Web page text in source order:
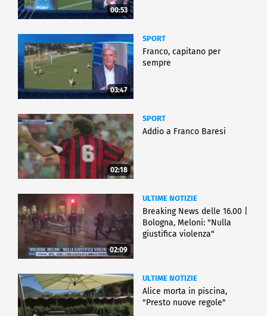
00:53
03:47
SPORT
Franco, capitano per
sempre
02:18
SPORT
Addio a Franco Baresi
02:09
ULTIME NOTIZIE
Breaking News delle 16.00 |
Bologna, Meloni: "Nulla
giustifica violenza"
ULTIME NOTIZIE
Alice morta in piscina,
"Presto nuove regole"